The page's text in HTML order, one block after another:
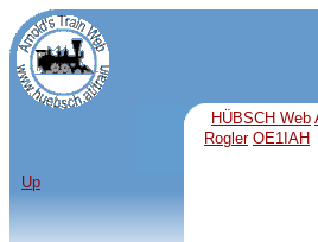
HÜBSCH Web
Rogler OE1IAH
Up